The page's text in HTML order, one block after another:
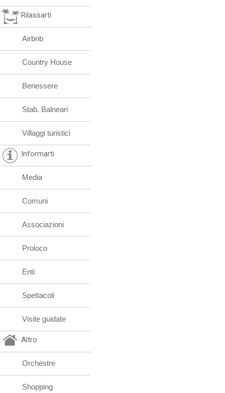
Rilassarti
Airbnb
Country House
Benessere
Stab. Balneari
Villaggi turistici
Informarti
Media
Comuni
Associazioni
Proloco
Enti
Spettacoli
Visite guidate
Altro
Orchestre
Shopping